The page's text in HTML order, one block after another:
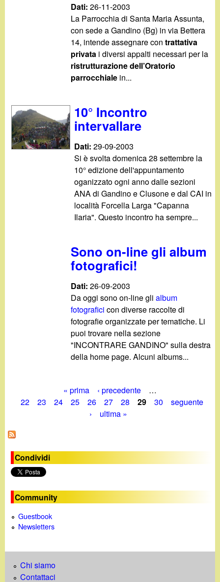
Dati:26-11-2003
La Parrocchia di Santa Maria Assunta,
con sede a Gandino (Bg) in via Bettera
14, intende assegnare contrattativa
privata i diversi appalti necessari per la
ristrutturazione dell’Oratorio
parrocchiale in...
10° Incontro
intervallare
Dati:29-09-2003
Si è svolta domenica 28 settembre la
10° edizione dell'appuntamento
oganizzato ogni anno dalle sezioni
ANA di Gandino e Clusone e dal CAI in
località Forcella Larga "Capanna
Ilaria". Questo incontro ha sempre...
Sono on-line gli album
fotografici!
Dati:26-09-2003
Da oggi sono on-line glialbum
fotografici con diverse raccolte di
fotografie organizzate per tematiche. Li
puoi trovare nella sezione
"INCONTRARE GANDINO" sulla destra
della home page. Alcuni albums...
g
i
n
e
« prima ‹ precedente
…
22
23 24 25 26 27 28 29 30
seguente
›
ultima »
Condividi
Community
Guestbook
Newsletters
Chi siamo
Contattaci